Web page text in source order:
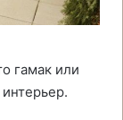
гамак или